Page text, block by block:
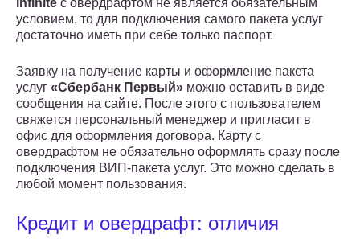
Infinite с овердрафтом не является обязательным
условием, то для подключения самого пакета услуг
достаточно иметь при себе только паспорт.
Заявку на получение карты и оформление пакета
услуг «Сбербанк Первый» можно оставить в виде
сообщения на сайте. После этого с пользователем
свяжется персональный менеджер и пригласит в
офис для оформления договора. Карту с
овердрафтом не обязательно оформлять сразу после
подключения ВИП-пакета услуг. Это можно сделать в
любой момент пользования.
Кредит и овердрафт: отличия